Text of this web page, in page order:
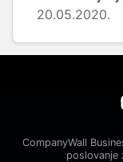
20.05.2020.
CompanyWall
poslovanje